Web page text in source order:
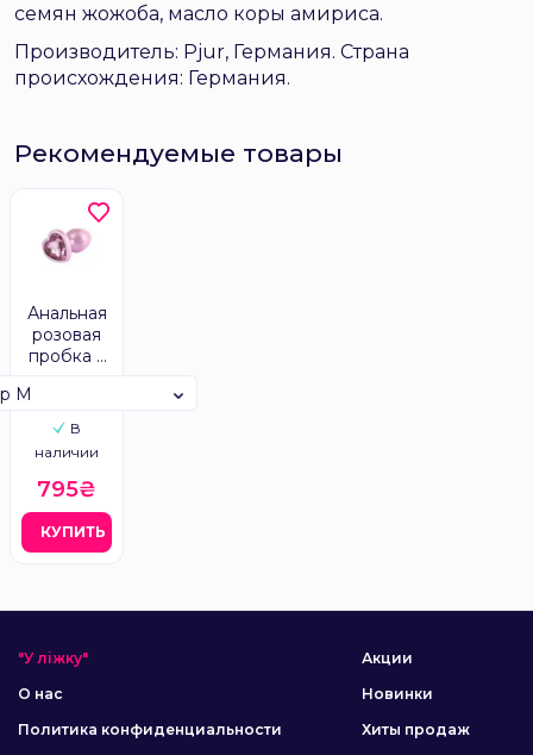
семян жожоба, масло коры амириса.
Производитель: Pjur, Германия. Страна
происхождения: Германия.
Рекомендуемые товары
Анальная
розовая
пробка с
сердца
MATRIX
MONT
В
наличии
M
795₴
КУПИТЬ
"У ліжку"
О нас
Политика конфиденциальности
Акции
Новинки
Хиты продаж